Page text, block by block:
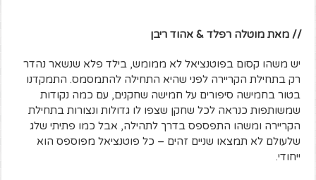
// מאת מוטלה רפלד & אהוד ריבן
יש משהו קסום בפוטנציאל לא ממומש, בילד פלא שנשאר נהדר
רק בתחילת הקריירה לפני שהיא התחילה להתמסמס. התמקדנו
בטור בחמישה סיפורים על חמישה שחקנים, עם כמה נקודות
שמשותפות כנראה לכל שחקן שצפו לו גדולות ונצורות בתחילת
הקריירה ומשהו התפספס בדרך לתהילה, אבל כמו פתיתי שלג
שלעולם לא תמצאו שניים זהים – כל פוטנציאל מפוספס הוא
ייחודי.